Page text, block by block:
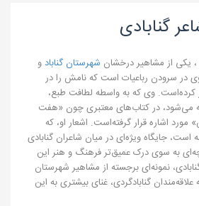
گنابادی
، یکی از مشاهیر درخشان شهرستان گنابادو
در سرودن رباعیات است که نامش را در
کرده‌است. وی که به واسطه لطافت طبع،
می‌شود، در کتاب‌های معتبری چون «هفت
مورد اشاره قرار گرفته‌است. اشعار او، که
جایگاه ویژه‌ای در میان شاعران گنابادی
به سوی درک عمیق‌تر فرهنگ و هنر این
نمونه‌ای برجسته از مشاهیر شهرستان
گنابادگردی، غنای بیشتری به این